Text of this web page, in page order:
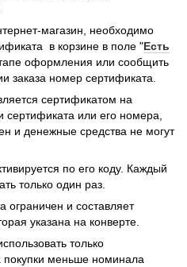
магазин, необходимо
в корзине в поле "Есть
оформления или сообщить
заказа номер сертификата.
сертификатом на
сертификата или его номера,
и денежные средства не могут
по его коду. Каждый
только один раз.
ограничен и составляет
указана на конверте.
только
меньше номинала